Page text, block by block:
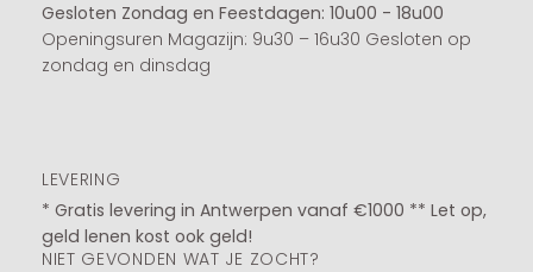
Gesloten Zondag en Feestdagen: 10u00 - 18u00
Openingsuren Magazijn: 9u30 – 16u30 Gesloten op
zondag en dinsdag
LEVERING
* Gratis levering in Antwerpen vanaf €1000 ** Let op,
geld lenen kost ook geld!
NIET GEVONDEN WAT JE ZOCHT?